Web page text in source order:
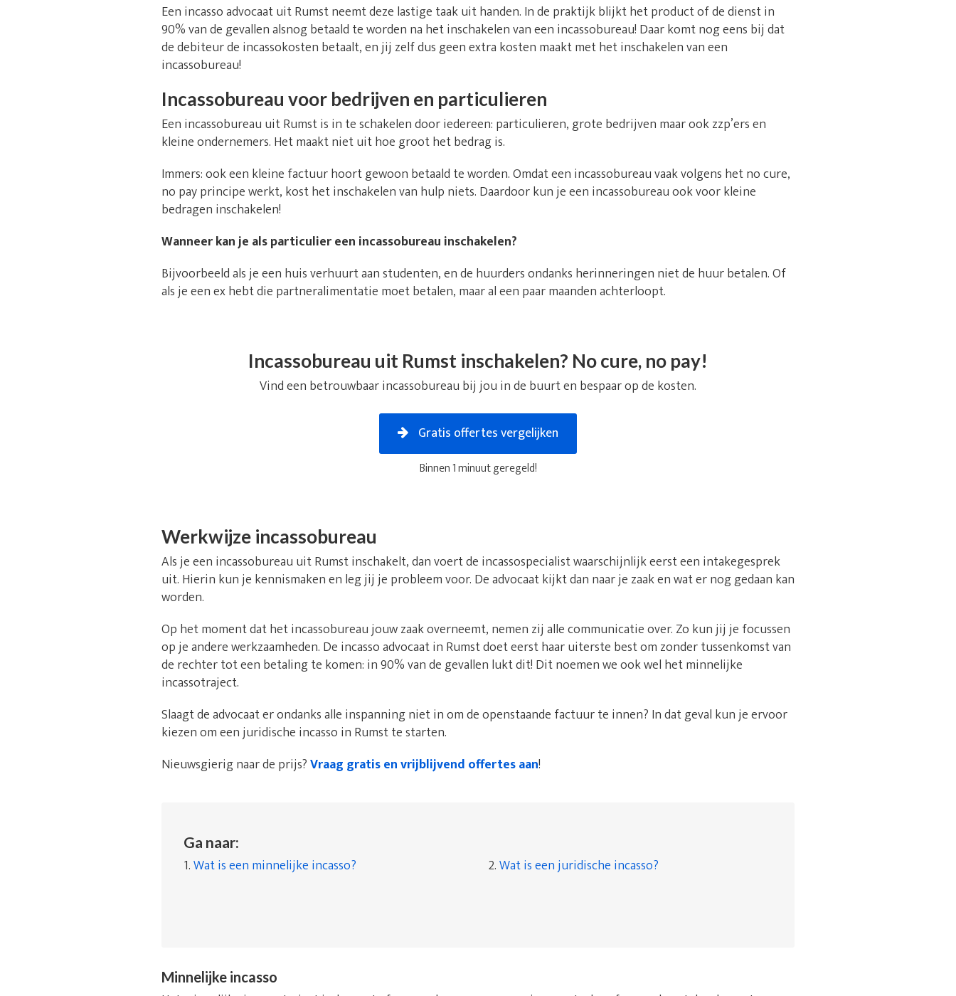
Een incasso advocaat uit Rumst neemt deze lastige taak uit handen. In de praktijk blijkt het product of de dienst in
90% van de gevallen alsnog betaald te worden na het inschakelen van een incassobureau! Daar komt nog eens bij dat
de debiteur de incassokosten betaalt, en jij zelf dus geen extra kosten maakt met het inschakelen van een
incassobureau!
Incassobureau voor bedrijven en particulieren
Een incassobureau uit Rumst is in te schakelen door iedereen: particulieren, grote bedrijven maar ook zzp’ers en
kleine ondernemers. Het maakt niet uit hoe groot het bedrag is.
Immers: ook een kleine factuur hoort gewoon betaald te worden. Omdat een incassobureau vaak volgens het no cure,
no pay principe werkt, kost het inschakelen van hulp niets. Daardoor kun je een incassobureau ook voor kleine
bedragen inschakelen!
Wanneer kan je als particulier een incassobureau inschakelen?
Bijvoorbeeld als je een huis verhuurt aan studenten, en de huurders ondanks herinneringen niet de huur betalen. Of
als je een ex hebt die partneralimentatie moet betalen, maar al een paar maanden achterloopt.
Incassobureau uit Rumst inschakelen? No cure, no pay!
Vind een betrouwbaar incassobureau bij jou in de buurt en bespaar op de kosten.
Gratis offertes vergelijken
Binnen 1 minuut geregeld!
Werkwijze incassobureau
Als je een incassobureau uit Rumst inschakelt, dan voert de incassospecialist waarschijnlijk eerst een intakegesprek
uit. Hierin kun je kennismaken en leg jij je probleem voor. De advocaat kijkt dan naar je zaak en wat er nog gedaan kan
worden.
Op het moment dat het incassobureau jouw zaak overneemt, nemen zij alle communicatie over. Zo kun jij je focussen
op je andere werkzaamheden. De incasso advocaat in Rumst doet eerst haar uiterste best om zonder tussenkomst van
de rechter tot een betaling te komen: in 90% van de gevallen lukt dit! Dit noemen we ook wel het minnelijke
incassotraject.
Slaagt de advocaat er ondanks alle inspanning niet in om de openstaande factuur te innen? In dat geval kun je ervoor
kiezen om een juridische incasso in Rumst te starten.
Nieuwsgierig naar de prijs?Vraag gratis en vrijblijvend offertes aan!
Ga naar:
1.Wat is een minnelijke incasso? 2.Wat is een juridische incasso?
Minnelijke incasso